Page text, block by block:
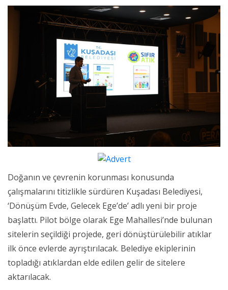
Doğanın ve çevrenin korunması konusunda
çalışmalarını titizlikle sürdüren Kuşadası Belediyesi,
‘Dönüşüm Evde, Gelecek Ege’de’ adlı yeni bir proje
başlattı. Pilot bölge olarak Ege Mahallesi’nde bulunan
sitelerin seçildiği projede, geri dönüştürülebilir atıklar
ilk önce evlerde ayrıştırılacak. Belediye ekiplerinin
topladığı atıklardan elde edilen gelir de sitelere
aktarılacak.